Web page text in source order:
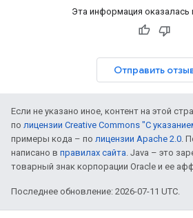
Эта информация оказалась
Отправить
Если не указано иное, контент на этой
по лицензии Creative Commons "С
примеры кода – по лицензии Apache 2.0 .
написано в правилах сайта . Java – это
товарный знак корпорации Oracle и ее
Последнее обновление: 2026-07-11 UTC.